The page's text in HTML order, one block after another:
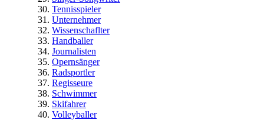
Tennisspieler
Unternehmer
Wissenschaflter
Handballer
Journalisten
Opernsänger
Radsportler
Regisseure
Schwimmer
Skifahrer
Volleyballer